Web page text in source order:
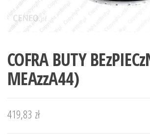
COFRA BUTY
MEAzzA44)
419,83 zł